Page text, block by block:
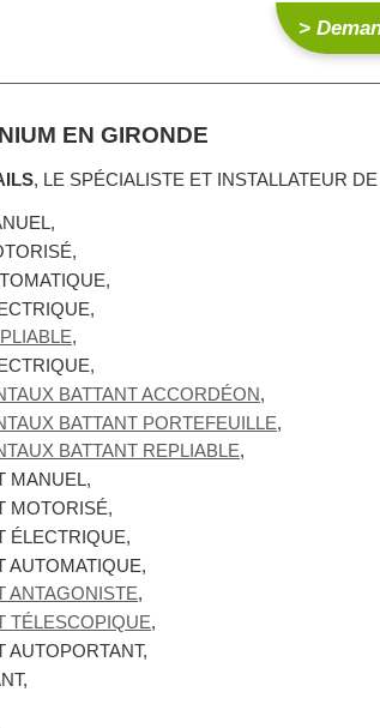
>
EN GIRONDE
, LE SPÉCIALISTE ET INSTALLATEUR
,
BATTANT ACCORDÉON,
BATTANT PORTEFEUILLE,
BATTANT REPLIABLE,
MANUEL,
MOTORISÉ,
ÉLECTRIQUE,
AUTOMATIQUE,
ANTAGONISTE,
TÉLESCOPIQUE,
AUTOPORTANT,